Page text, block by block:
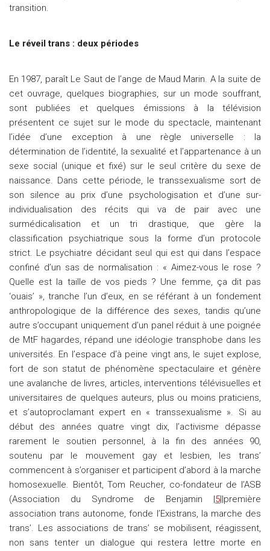
transition.
Le réveil trans : deux périodes
En 1987, paraît Le Saut de l’ange de Maud Marin. A la suite de
cet ouvrage, quelques biographies, sur un mode souffrant,
sont publiées et quelques émissions à la télévision
présentent ce sujet sur le mode du spectacle, maintenant
l’idée d’une exception à une règle universelle : la
détermination de l’identité, la sexualité et l’appartenance à un
sexe social (unique et fixé) sur le seul critère du sexe de
naissance. Dans cette période, le transsexualisme sort de
son silence au prix d’une psychologisation et d’une sur-
individualisation des récits qui va de pair avec une
surmédicalisation et un tri drastique, que gère la
classification psychiatrique sous la forme d’un protocole
strict. Le psychiatre décidant seul qui est qui dans l’espace
confiné d’un sas de normalisation : « Aimez-vous le rose ?
Quelle est la taille de vos pieds ? Une femme, ça dit pas
‘ouais’ », tranche l’un d’eux, en se référant à un fondement
anthropologique de la différence des sexes, tandis qu’une
autre s’occupant uniquement d’un panel réduit à une poignée
de MtF hagardes, répand une idéologie transphobe dans les
universités. En l’espace d’à peine vingt ans, le sujet explose,
fort de son statut de phénomène spectaculaire et génère
une avalanche de livres, articles, interventions télévisuelles et
universitaires de quelques auteurs, plus ou moins praticiens,
et s’autoproclamant expert en « transsexualisme ». Si au
début des années quatre vingt dix, l’activisme dépasse
rarement le soutien personnel, à la fin des années 90,
soutenu par le mouvement gay et lesbien, les trans’
commencent à s’organiser et participent d’abord à la marche
homosexuelle. Bientôt, Tom Reucher, co-fondateur de l’ASB
(Association du Syndrome de Benjamin |5||première
association trans autonome, fonde l’Existrans, la marche des
trans’. Les associations de trans’ se mobilisent, réagissent,
non sans tenter un dialogue qui restera lettre morte en